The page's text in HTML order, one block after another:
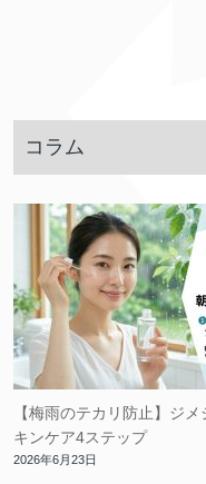
コラム
【梅雨のテカリ防止】ジ
キンケア4ステップ
2026年6月23日